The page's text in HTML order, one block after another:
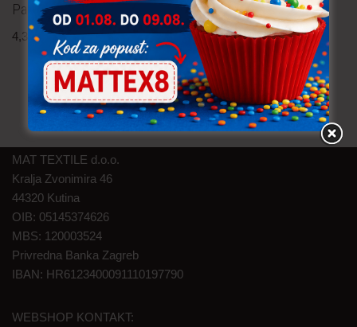
Pamučna tkanina
4,30€ uključ. PDV po metru
MAT TEXTILE d.o.o.
Kralja Zvonimira 46
44320 Kutina
OIB: 05145374626
MBS: 120003524
Privredna Banka Zagreb
IBAN: HR6123400091110197790
WEBSHOP KONTAKT: